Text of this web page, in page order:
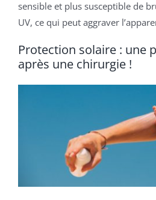
sensible et plus susceptible de
UV, ce qui peut aggraver
Protection solaire : une
après une chirurgie !